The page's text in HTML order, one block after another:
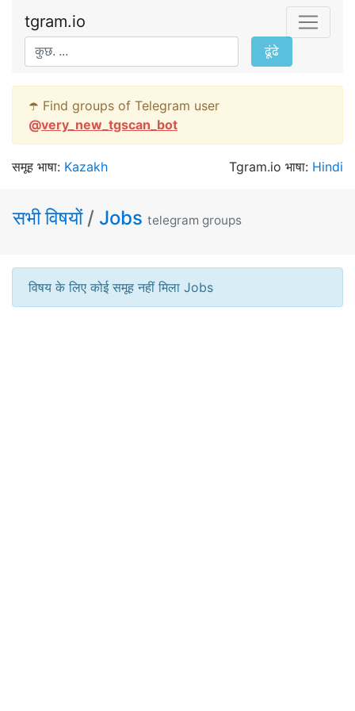
tgram.io
ढूंढे
☂️ Find groups of Telegram user
@very_new_tgscan_bot
समूह भाषा: Kazakh Tgram.io भाषा: Hindi
सभी विषयों / Jobs telegram groups
विषय के लिए कोई समूह नहीं मिला Jobs